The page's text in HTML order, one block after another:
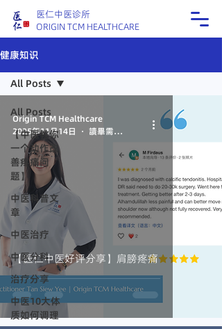
医仁中医诊所
ORIGIN TCM HEALTHCARE
健康知识
All Posts
【中医教你
一个动作改
善疼痛问
题】
中医科普文
章
中医治疗
中医分科
治疗分享
中医10大体
质如何调理
All Posts
【医仁中医好评分享】肩膀疼痛
Origin TCM Healthcare
2025年11月14日
讀畢需時 1 分鐘